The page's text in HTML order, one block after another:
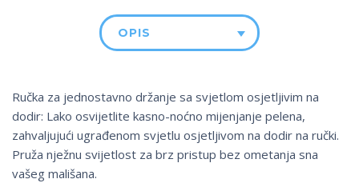
OPIS
Ručka za jednostavno držanje sa svjetlom osjetljivim na
dodir: Lako osvijetlite kasno-noćno mijenjanje pelena,
zahvaljujući ugrađenom svjetlu osjetljivom na dodir na ručki.
Pruža nježnu svijetlost za brz pristup bez ometanja sna
vašeg mališana.